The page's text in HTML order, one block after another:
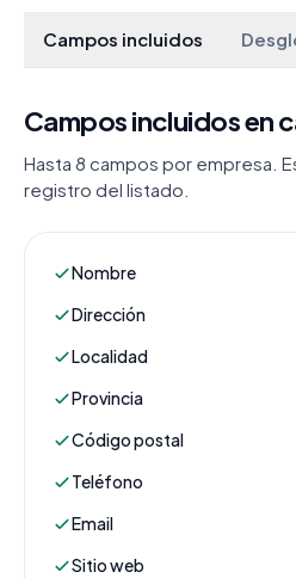
Campos incluidos
Campos incluidos en
Hasta 8 campos por empresa.
registro del listado.
Nombre
Dirección
Localidad
Provincia
Código postal
Teléfono
Email
Sitio web